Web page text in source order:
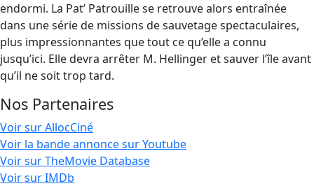
endormi. La Pat’ Patrouille se retrouve alors entraînée
dans une série de missions de sauvetage spectaculaires,
plus impressionnantes que tout ce qu’elle a connu
jusqu’ici. Elle devra arrêter M. Hellinger et sauver l’île avant
qu’il ne soit trop tard.
Nos Partenaires
Voir sur AllocCiné
Voir la bande annonce sur Youtube
Voir sur TheMovie Database
Voir sur IMDb